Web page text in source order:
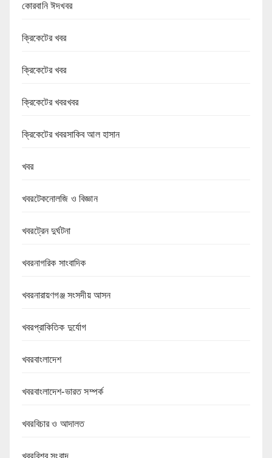
কোরবানি ঈদখবর
ক্রিকেটের খবর
ক্রিকেটের খবর
ক্রিকেটের খবরখবর
ক্রিকেটের খবরসাকিব আল হাসান
খবর
খবরটেকনোলজি ও বিজ্ঞান
খবরট্রেন দুর্ঘটনা
খবরনাগরিক সাংবাদিক
খবরনারায়ণগঞ্জ সংসদীয় আসন
খবরপ্রাকিতিক দুর্যোগ
খবরবাংলাদেশ
খবরবাংলাদেশ-ভারত সম্পর্ক
খবরবিচার ও আদালত